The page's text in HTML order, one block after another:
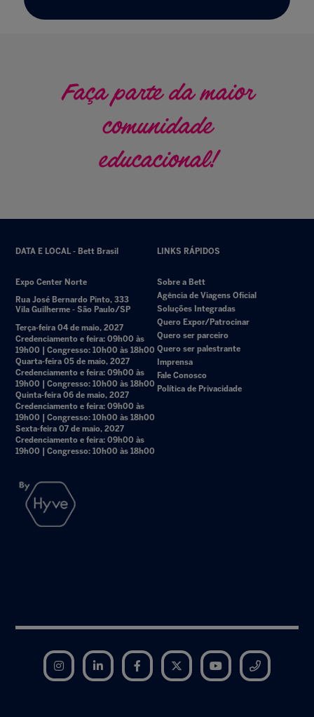
Faça parte da maior
comunidade
educacional!
DATA E LOCAL - Bett Brasil
Expo Center Norte
Rua José Bernardo Pinto, 333
Vila Guilherme - São Paulo/SP
Terça-feira 04 de maio, 2027
Credenciamento e feira: 09h00 às
19h00 | Congresso: 10h00 às 18h00
Quarta-feira 05 de maio, 2027
Credenciamento e feira: 09h00 às
19h00 | Congresso: 10h00 às 18h00
Quinta-feira 06 de maio, 2027
Credenciamento e feira: 09h00 às
19h00 | Congresso: 10h00 às 18h00
Sexta-feira 07 de maio, 2027
Credenciamento e feira: 09h00 às
19h00 | Congresso: 10h00 às 18h00
LINKS RÁPIDOS
Sobre a Bett
Agência de Viagens Oficial
Soluções Integradas
Quero Expor/Patrocinar
Quero ser parceiro
Quero ser palestrante
Imprensa
Fale Conosco
Política de Privacidade
Instagram LinkedIn Facebook Twitter YouTube